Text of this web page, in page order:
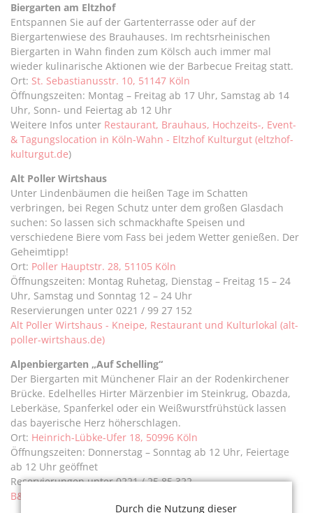
Durch die Nutzung dieser
Biergarten am Eltzhof
Entspannen Sie auf der Gartenterrasse oder auf der
Biergartenwiese des Brauhauses. Im rechtsrheinischen
Biergarten in Wahn finden zum Kölsch auch immer mal
wieder kulinarische Aktionen wie der Barbecue Freitag statt.
Ort: St. Sebastianusstr. 10, 51147 Köln
Öffnungszeiten: Montag – Freitag ab 17 Uhr, Samstag ab 14
Uhr, Sonn- und Feiertag ab 12 Uhr
Weitere Infos unter Restaurant, Brauhaus, Hochzeits-, Event-
& Tagungslocation in Köln-Wahn - Eltzhof Kulturgut (eltzhof-
kulturgut.de)
Alt Poller Wirtshaus
Unter Lindenbäumen die heißen Tage im Schatten
verbringen, bei Regen Schutz unter dem großen Glasdach
suchen: So lassen sich schmackhafte Speisen und
verschiedene Biere vom Fass bei jedem Wetter genießen. Der
Geheimtipp!
Ort: Poller Hauptstr. 28, 51105 Köln
Öffnungszeiten: Montag Ruhetag, Dienstag – Freitag 15 – 24
Uhr, Samstag und Sonntag 12 – 24 Uhr
Reservierungen unter 0221 / 99 27 152
Alt Poller Wirtshaus - Kneipe, Restaurant und Kulturlokal (alt-
poller-wirtshaus.de)
Alpenbiergarten „Auf Schelling“
Der Biergarten mit Münchener Flair an der Rodenkirchener
Brücke. Edelhelles Hirter Märzenbier im Steinkrug, Obazda,
Leberkäse, Spanferkel oder ein Weißwurstfrühstück lassen
das bayerische Herz höherschlagen.
Ort: Heinrich-Lübke-Ufer 18, 50996 Köln
Öffnungszeiten: Donnerstag – Sonntag ab 12 Uhr, Feiertage
ab 12 Uhr geöffnet
Reservierungen unter 0221 / 25 85 322
B&B – Biergarten (alpenbiergarten.de)